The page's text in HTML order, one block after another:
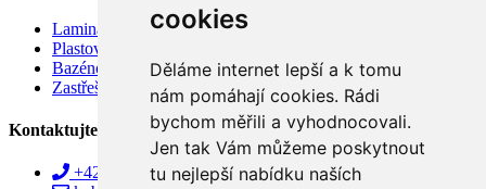
cookies
Děláme internet lepší a k tomu
nám pomáhají cookies. Rádi
bychom měřili a vyhodnocovali.
Jen tak Vám můžeme poskytnout
tu nejlepší nabídku naších
Laminátové bazény
Plastové bazény
Bazénové vysavače
Zastřešení bazénů
Kontaktujte nás!
+420 515 157 005